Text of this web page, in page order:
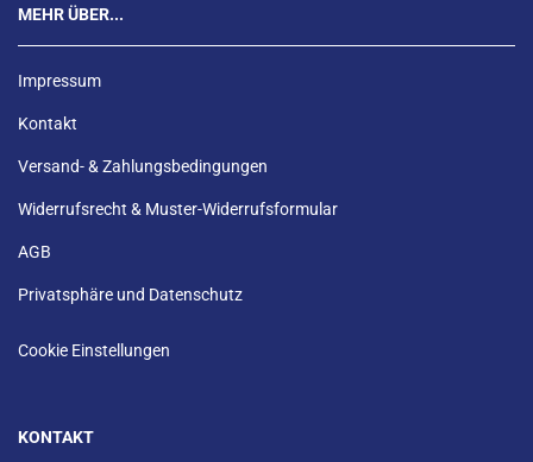
MEHR ÜBER...
Impressum
Kontakt
Versand- & Zahlungsbedingungen
Widerrufsrecht & Muster-Widerrufsformular
AGB
Privatsphäre und Datenschutz
Cookie Einstellungen
KONTAKT